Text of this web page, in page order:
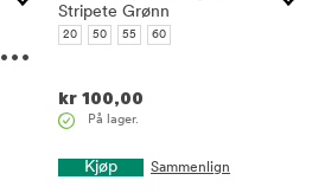
...
Stripete Grønn
20 50 55 60
kr 100,00
På lager.
Kjøp Sammenlign